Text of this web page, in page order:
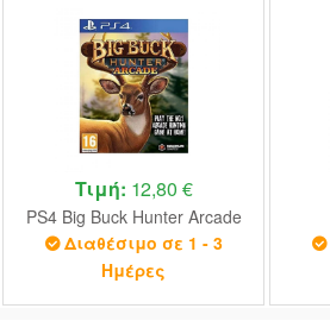
Τιμή: 12,80 €
PS4 Big Buck Hunter Arcade
Διαθέσιμο σε 1 - 3
Ημέρες